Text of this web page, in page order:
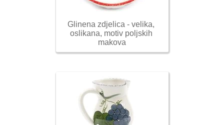
Glinena zdjelica - velika,
oslikana, motiv poljskih
makova